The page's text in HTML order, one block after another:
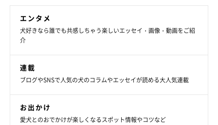
エンタメ
犬好きなら誰でも共感しちゃう楽しいエッセイ・画像・動画をご紹
介
連載
ブログやSNSで人気の犬のコラムやエッセイが読める大人気連載
お出かけ
愛犬とのおでかけが楽しくなるスポット情報やコツなど